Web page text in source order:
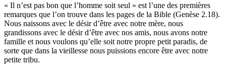
« Il n’est pas bon que l’homme soit seul » est l’une des premières
remarques que l’on trouve dans les pages de la Bible (Genèse 2.18).
Nous naissons avec le désir d’être avec notre mère, nous
grandissons avec le désir d’être avec nos amis, nous avons notre
famille et nous voulons qu’elle soit notre propre petit paradis, de
sorte que dans la vieillesse nous puissions encore être avec notre
petite tribu.